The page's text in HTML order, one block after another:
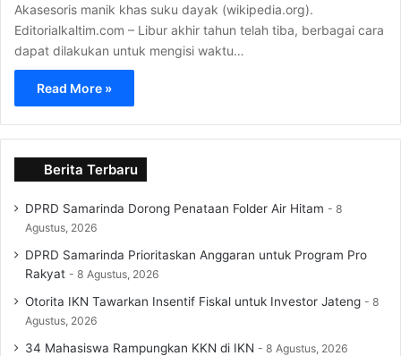
Akasesoris manik khas suku dayak (wikipedia.org).
Editorialkaltim.com – Libur akhir tahun telah tiba, berbagai cara
dapat dilakukan untuk mengisi waktu…
Read More »
Berita Terbaru
DPRD Samarinda Dorong Penataan Folder Air Hitam
8
Agustus, 2026
DPRD Samarinda Prioritaskan Anggaran untuk Program Pro
Rakyat
8 Agustus, 2026
Otorita IKN Tawarkan Insentif Fiskal untuk Investor Jateng
8
Agustus, 2026
34 Mahasiswa Rampungkan KKN di IKN 8 Agustus, 2026